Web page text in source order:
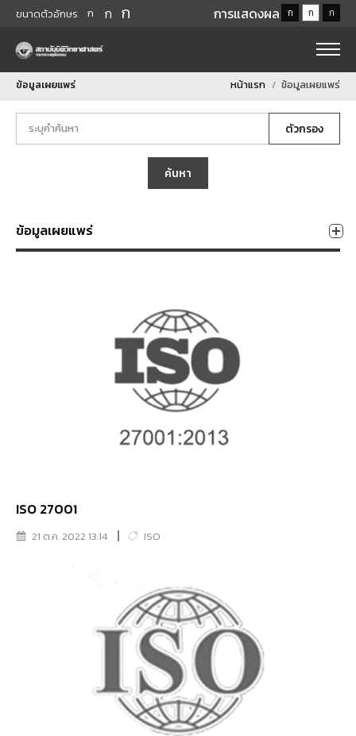
ขนาดตัวอักษร ก ก ก การแสดงผล ก ก ก
ข้อมูลเผยแพร่ หน้าแรก ข้อมูลเผยแพร่
ตัวกรอง
ค้นหา
ข้อมูลเผยแพร่
ISO 27001
21 ต.ค. 2022 13:14 ISO